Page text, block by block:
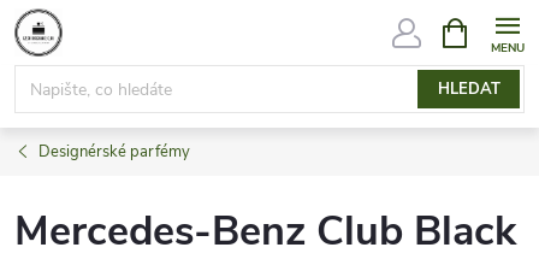
Přejít
na
obsah
HLEDAT
NÁKUPNÍ
KOŠÍK
Designérské parfémy
Mercedes-Benz Club Black